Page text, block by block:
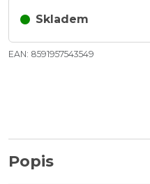
Skladem
EAN: 8591957543549
Popis